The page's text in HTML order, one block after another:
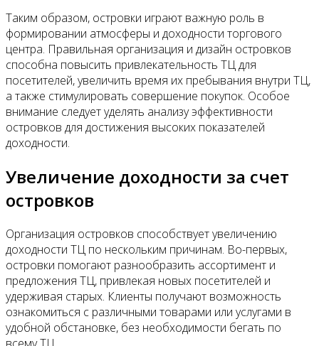
Таким образом, островки играют важную роль в
формировании атмосферы и доходности торгового
центра. Правильная организация и дизайн островков
способна повысить привлекательность ТЦ для
посетителей, увеличить время их пребывания внутри ТЦ,
а также стимулировать совершение покупок. Особое
внимание следует уделять анализу эффективности
островков для достижения высоких показателей
доходности.
Увеличение доходности за счет
островков
Организация островков способствует увеличению
доходности ТЦ по нескольким причинам. Во-первых,
островки помогают разнообразить ассортимент и
предложения ТЦ, привлекая новых посетителей и
удерживая старых. Клиенты получают возможность
ознакомиться с различными товарами или услугами в
удобной обстановке, без необходимости бегать по